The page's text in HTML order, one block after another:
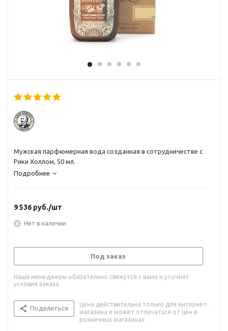
Мужская парфюмерная вода созданная в сотрудничестве с
Рики Холлом, 50 мл.
Подробнее
9 536 руб./шт
Нет в наличии
Под заказ
Наши менеджеры обязательно свяжутся с вами и уточнят
условия заказа
Поделиться
Цена действительна только для интернет-
магазина и может отличаться от цен в
розничных магазинах